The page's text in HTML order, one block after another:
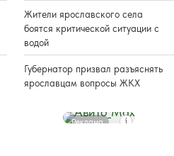
Жители ярославского села
боятся критической ситуации с
водой
Губернатор призвал разъяснять
ярославцам вопросы ЖКХ
Реклама